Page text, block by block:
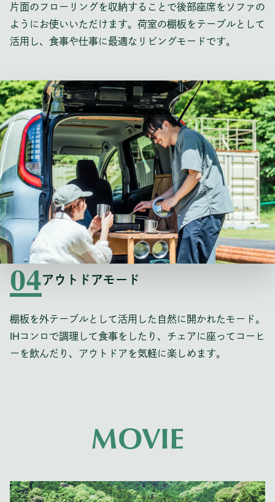
片面のフローリングを収納することで後部座席をソファの
ようにお使いいただけます。荷室の棚板をテーブルとして
活用し、食事や仕事に最適なリビングモードです。
04 アウトドアモード
棚板を外テーブルとして活用した自然に開かれたモード。
IHコンロで調理して食事をしたり、チェアに座ってコーヒ
ーを飲んだり、アウトドアを気軽に楽しめます。
MOVIE